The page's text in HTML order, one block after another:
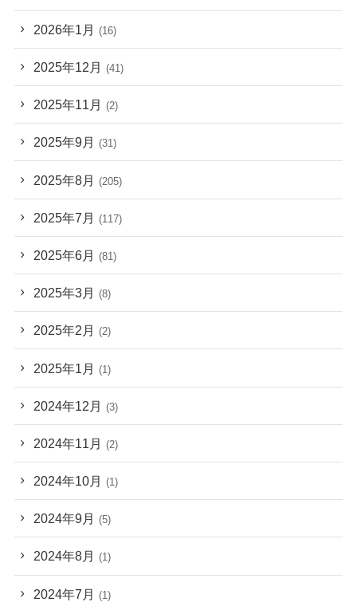
2026年1月 (16)
2025年12月 (41)
2025年11月 (2)
2025年9月 (31)
2025年8月 (205)
2025年7月 (117)
2025年6月 (81)
2025年3月 (8)
2025年2月 (2)
2025年1月 (1)
2024年12月 (3)
2024年11月 (2)
2024年10月 (1)
2024年9月 (5)
2024年8月 (1)
2024年7月 (1)